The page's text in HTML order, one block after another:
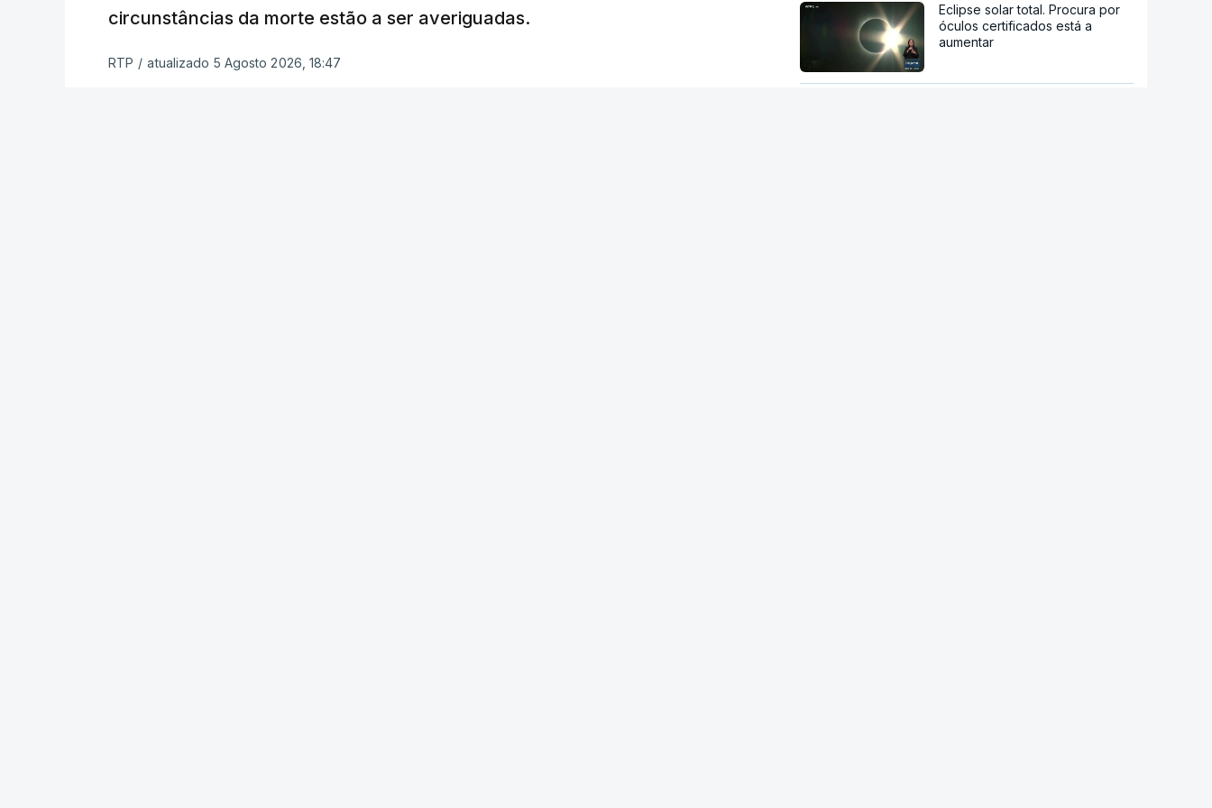
circunstâncias da morte estão a ser averiguadas.
RTP / atualizado 5 Agosto 2026, 18:47
Eclipse solar total. Procura por
óculos certificados está a
aumentar